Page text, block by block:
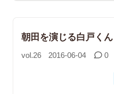
朝田を演じる白戸く
vol.26 2016-06-04 0